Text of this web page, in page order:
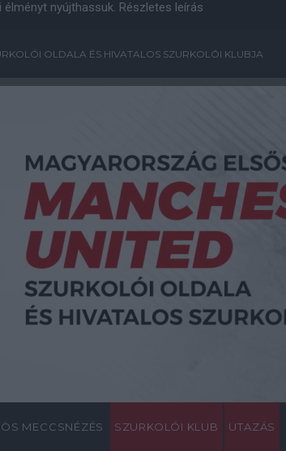
nyújthassuk. Részletes leírás
OLDALA ÉS HIVATALOS SZURKOLÓI KLUBJA
MECCSNÉZÉS SZURKOLÓI KLUB UTAZÁS